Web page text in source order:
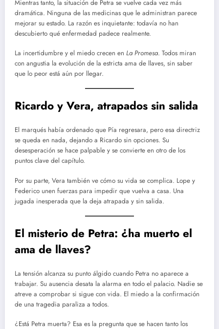
Mientras tanto, la situación de Petra se vuelve cada vez más
dramática. Ninguna de las medicinas que le administran parece
mejorar su estado. La razón es inquietante: todavía no han
descubierto qué enfermedad padece realmente.
La incertidumbre y el miedo crecen en La Promesa. Todos miran
con angustia la evolución de la estricta ama de llaves, sin saber
que lo peor está aún por llegar.
Ricardo y Vera, atrapados sin salida
El marqués había ordenado que Pía regresara, pero esa directriz
se queda en nada, dejando a Ricardo sin opciones. Su
desesperación se hace palpable y se convierte en otro de los
puntos clave del capítulo.
Por su parte, Vera también ve cómo su vida se complica. Lope y
Federico unen fuerzas para impedir que vuelva a casa. Una
jugada inesperada que la deja atrapada y sin salida.
El misterio de Petra: ¿ha muerto el
ama de llaves?
La tensión alcanza su punto álgido cuando Petra no aparece a
trabajar. Su ausencia desata la alarma en todo el palacio. Nadie se
atreve a comprobar si sigue con vida. El miedo a la confirmación
de una tragedia paraliza a todos.
¿Está Petra muerta? Esa es la pregunta que se hacen tanto los